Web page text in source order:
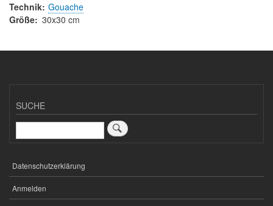
Technik Gouache
Größe 30x30 cm
SUCHE
FUSSZEILENMENÜ
Datenschutzerklärung
USER
Anmelden